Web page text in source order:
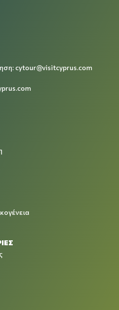
cytour@visitcyprus.com